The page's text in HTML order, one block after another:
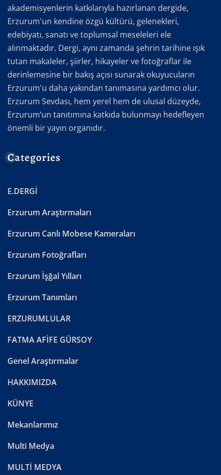
akademisyenlerin katkılarıyla hazırlanan dergide,
Erzurum'un kendine özgü kültürü, gelenekleri,
edebiyatı, sanatı ve toplumsal meseleleri ele
alınmaktadır. Dergi, aynı zamanda şehrin tarihine ışık
tutan makaleler, şiirler, hikayeler ve fotoğraflar ile
derinlemesine bir bakış açısı sunarak okuyucuların
Erzurum'u daha yakından tanımasına yardımcı olur.
Erzurum Sevdası, hem yerel hem de ulusal düzeyde,
Erzurum’un tanıtımına katkıda bulunmayı hedefleyen
önemli bir yayın organıdır.
Categories
E.DERGİ
Erzurum Araştırmaları
Erzurum Canlı Mobese Kameraları
Erzurum Fotoğrafları
Erzurum İşğal Yılları
Erzurum Tanımları
ERZURUMLULAR
FATMA AFİFE GÜRSOY
Genel Araştırmalar
HAKKIMIZDA
KÜNYE
Mekanlarımız
Multi Medya
MULTİ MEDYA